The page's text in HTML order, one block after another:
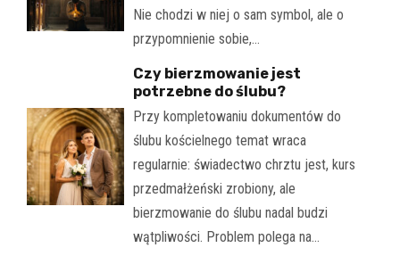
Nie chodzi w niej o sam symbol, ale o
przypomnienie sobie,…
Czy bierzmowanie jest
potrzebne do ślubu?
Przy kompletowaniu dokumentów do
ślubu kościelnego temat wraca
regularnie: świadectwo chrztu jest, kurs
przedmałżeński zrobiony, ale
bierzmowanie do ślubu nadal budzi
wątpliwości. Problem polega na…